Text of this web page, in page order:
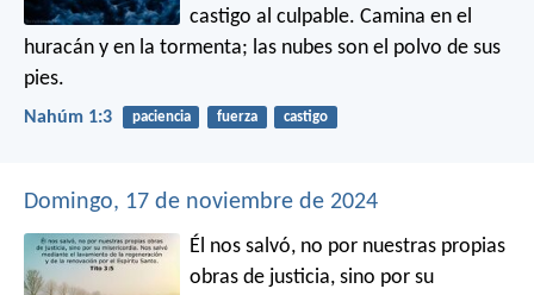
castigo al culpable. Camina en el
huracán y en la tormenta; las nubes son el polvo de sus
pies.
Nahúm 1:3 paciencia fuerza castigo
Domingo, 17 de noviembre de 2024
Él nos salvó, no por nuestras propias
obras de justicia, sino por su